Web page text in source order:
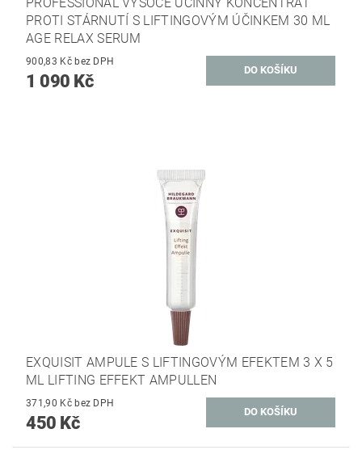
PROTI STÁRNUTÍ S LIFTINGOVÝM ÚČINKEM 30 ML
AGE RELAX SERUM
900,83 Kč bez DPH
1 090 Kč
EXQUISIT AMPULE S LIFTINGOVÝM EFEKTEM 3 X 5
ML LIFTING EFFEKT AMPULLEN
371,90 Kč bez DPH
450 Kč